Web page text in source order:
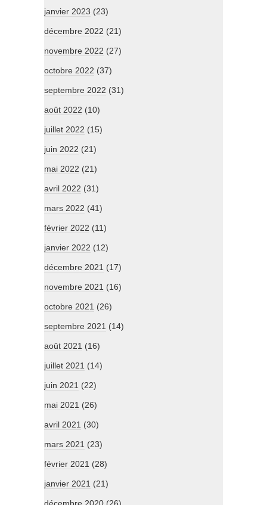
janvier 2023 (23)
décembre 2022 (21)
novembre 2022 (27)
octobre 2022 (37)
septembre 2022 (31)
août 2022 (10)
juillet 2022 (15)
juin 2022 (21)
mai 2022 (21)
avril 2022 (31)
mars 2022 (41)
février 2022 (11)
janvier 2022 (12)
décembre 2021 (17)
novembre 2021 (16)
octobre 2021 (26)
septembre 2021 (14)
août 2021 (16)
juillet 2021 (14)
juin 2021 (22)
mai 2021 (26)
avril 2021 (30)
mars 2021 (23)
février 2021 (28)
janvier 2021 (21)